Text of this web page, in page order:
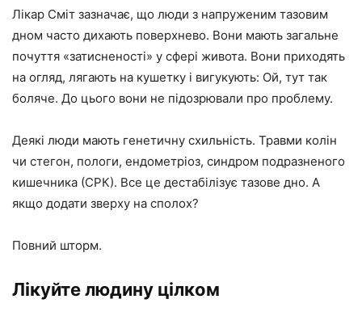
Лікар Сміт зазначає, що люди з напруженим тазовим
дном часто дихають поверхнево. Вони мають загальне
почуття «затисненості» у сфері живота. Вони приходять
на огляд, лягають на кушетку і вигукують: Ой, тут так
боляче. До цього вони не підозрювали про проблему.
Деякі люди мають генетичну схильність. Травми колін
чи стегон, пологи, ендометріоз, синдром подразненого
кишечника (СРК). Все це дестабілізує тазове дно. А
якщо додати зверху на сполох?
Повний шторм.
Лікуйте людину цілком